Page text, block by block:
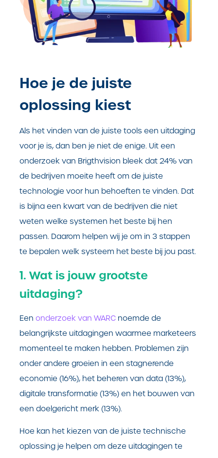
Hoe je de juiste
oplossing kiest
Als het vinden van de juiste tools een uitdaging
voor je is, dan ben je niet de enige. Uit een
onderzoek van Brigthvision bleek dat 24% van
de bedrijven moeite heeft om de juiste
technologie voor hun behoeften te vinden. Dat
is bijna een kwart van de bedrijven die niet
weten welke systemen het beste bij hen
passen. Daarom helpen wij je om in 3 stappen
te bepalen welk systeem het beste bij jou past.
1. Wat is jouw grootste
uitdaging?
Een onderzoek van WARC noemde de
belangrijkste uitdagingen waarmee marketeers
momenteel te maken hebben. Problemen zijn
onder andere groeien in een stagnerende
economie (16%), het beheren van data (13%),
digitale transformatie (13%) en het bouwen van
een doelgericht merk (13%).
Hoe kan het kiezen van de juiste technische
oplossing je helpen om deze uitdagingen te